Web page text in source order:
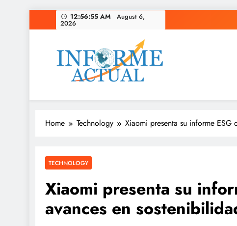
to
12:56:57 AM August 6,
2026
Informe Actual
La actualidad al instante, con veracidad y claridad.
Home Technology Xiaomi presenta su informe ESG
TECHNOLOGY
Xiaomi presenta su
avances en